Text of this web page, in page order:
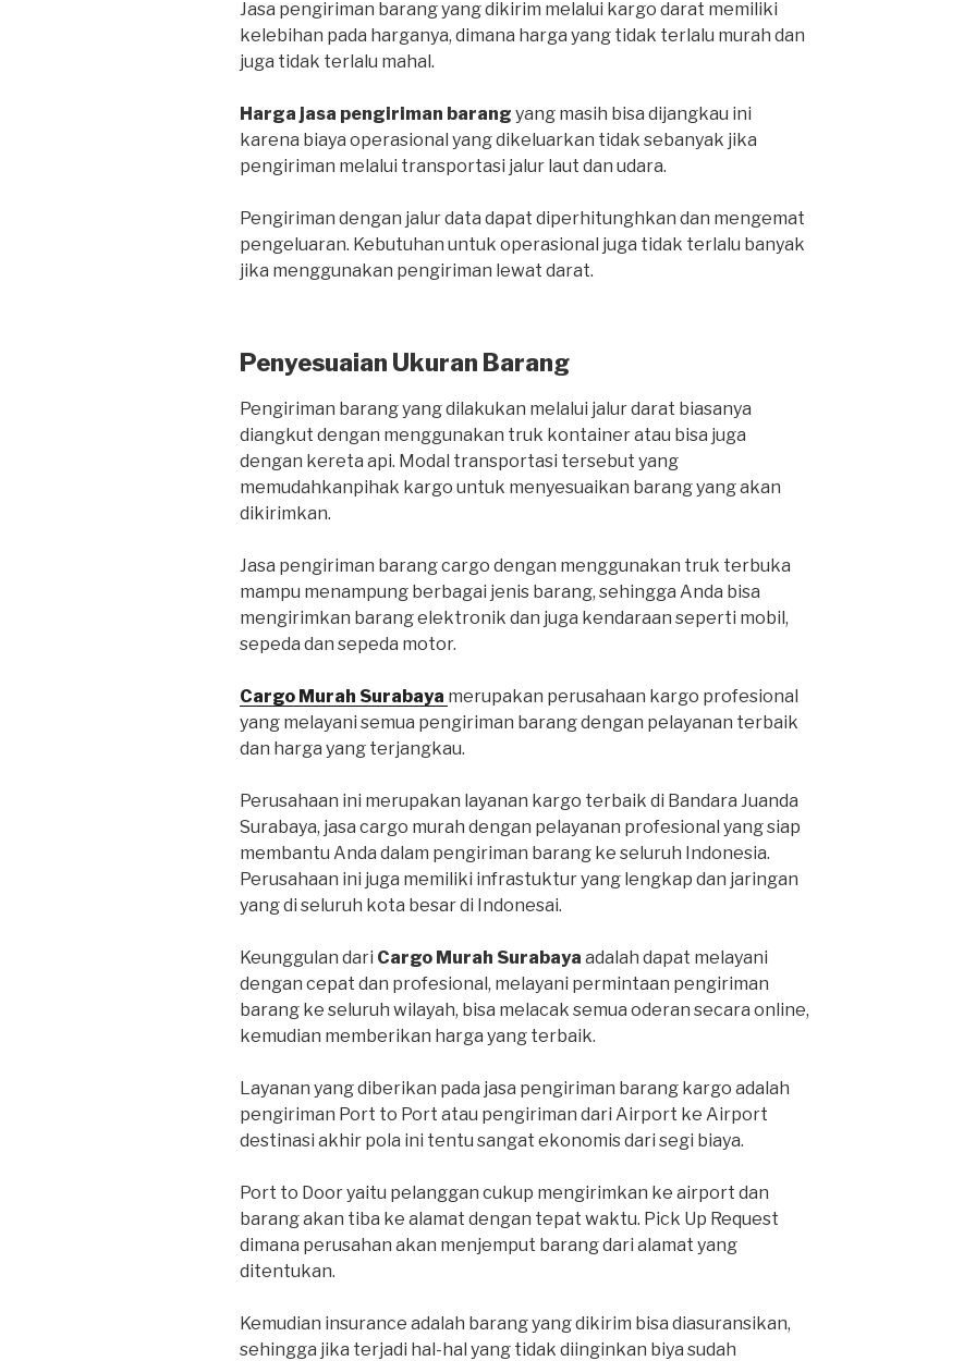
Jasa pengiriman barang yang dikirim melalui kargo darat memiliki
kelebihan pada harganya, dimana harga yang tidak terlalu murah dan
juga tidak terlalu mahal.
Harga jasa pengiriman barang yang masih bisa dijangkau ini
karena biaya operasional yang dikeluarkan tidak sebanyak jika
pengiriman melalui transportasi jalur laut dan udara.
Pengiriman dengan jalur data dapat diperhitunghkan dan mengemat
pengeluaran. Kebutuhan untuk operasional juga tidak terlalu banyak
jika menggunakan pengiriman lewat darat.
Penyesuaian Ukuran Barang
Pengiriman barang yang dilakukan melalui jalur darat biasanya
diangkut dengan menggunakan truk kontainer atau bisa juga
dengan kereta api. Modal transportasi tersebut yang
memudahkanpihak kargo untuk menyesuaikan barang yang akan
dikirimkan.
Jasa pengiriman barang cargo dengan menggunakan truk terbuka
mampu menampung berbagai jenis barang, sehingga Anda bisa
mengirimkan barang elektronik dan juga kendaraan seperti mobil,
sepeda dan sepeda motor.
Cargo Murah Surabaya merupakan perusahaan kargo profesional
yang melayani semua pengiriman barang dengan pelayanan terbaik
dan harga yang terjangkau.
Perusahaan ini merupakan layanan kargo terbaik di Bandara Juanda
Surabaya, jasa cargo murah dengan pelayanan profesional yang siap
membantu Anda dalam pengiriman barang ke seluruh Indonesia.
Perusahaan ini juga memiliki infrastuktur yang lengkap dan jaringan
yang di seluruh kota besar di Indonesai.
Keunggulan dari Cargo Murah Surabaya adalah dapat melayani
dengan cepat dan profesional, melayani permintaan pengiriman
barang ke seluruh wilayah, bisa melacak semua oderan secara online,
kemudian memberikan harga yang terbaik.
Layanan yang diberikan pada jasa pengiriman barang kargo adalah
pengiriman Port to Port atau pengiriman dari Airport ke Airport
destinasi akhir pola ini tentu sangat ekonomis dari segi biaya.
Port to Door yaitu pelanggan cukup mengirimkan ke airport dan
barang akan tiba ke alamat dengan tepat waktu. Pick Up Request
dimana perusahan akan menjemput barang dari alamat yang
ditentukan.
Kemudian insurance adalah barang yang dikirim bisa diasuransikan,
sehingga jika terjadi hal-hal yang tidak diinginkan biya sudah